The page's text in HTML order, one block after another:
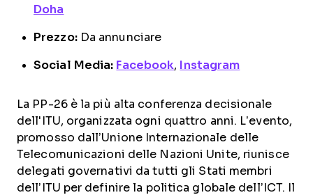
Doha
Prezzo:Da annunciare
Social Media: Facebook, Instagram
La PP-26 è la più alta conferenza decisionale
dell'ITU, organizzata ogni quattro anni. L’evento,
promosso dall’Unione Internazionale delle
Telecomunicazioni delle Nazioni Unite, riunisce
delegati governativi da tutti gli Stati membri
dell’ITU per definire la politica globale dell’ICT. Il